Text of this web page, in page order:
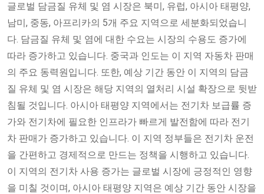
글로벌 담금질 유체 및 염 시장은 북미, 유럽, 아시아 태평양,
남미, 중동, 아프리카의 5개 주요 지역으로 세분화되었습니
다. 담금질 유체 및 염에 대한 수요는 시장의 수용도 증가에
따라 증가하고 있습니다. 중국과 인도는 이 지역 자동차 판매
의 주요 동력원입니다. 또한, 예상 기간 동안 이 지역의 담금
질 유체 및 염 시장은 해당 지역의 열처리 시설 확장으로 뒷받
침될 것입니다. 아시아 태평양 지역에서는 전기차 보급률 증
가와 전기차에 필요한 인프라가 빠르게 발전함에 따라 전기
차 판매가 증가하고 있습니다. 이 지역 정부들은 전기차 운전
을 간편하고 경제적으로 만드는 정책을 시행하고 있습니다.
이 지역의 전기차 사용 증가는 글로벌 시장에 긍정적인 영향
을 미칠 것이며, 아시아 태평양 지역은 예상 기간 동안 시장을